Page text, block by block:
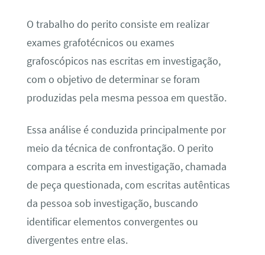
O trabalho do perito consiste em realizar
exames grafotécnicos ou exames
grafoscópicos nas escritas em investigação,
com o objetivo de determinar se foram
produzidas pela mesma pessoa em questão.
Essa análise é conduzida principalmente por
meio da técnica de confrontação. O perito
compara a escrita em investigação, chamada
de peça questionada, com escritas autênticas
da pessoa sob investigação, buscando
identificar elementos convergentes ou
divergentes entre elas.